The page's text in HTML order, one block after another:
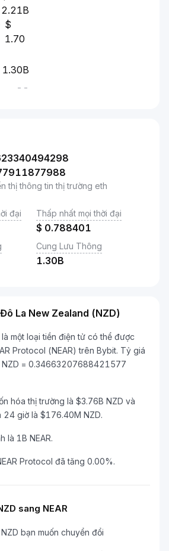
2.21B
1.70
1.30B
--
thị thông tin thị trường eth
đại Thấp nhất mọi thời đại
$ 0.788401
Cung Lưu Thông
1.30B
La New Zealand (NZD)
một loại tiền điện tử có thể được
Protocol (NEAR) trên Bybit. Tỷ giá
NZD = 0.34663207688421577
hóa thị trường là $3.76B NZD và
giờ là $176.40M NZD.
là 1B NEAR.
Protocol đã tăng 0.00%.
sang NEAR
bạn muốn chuyển đổi